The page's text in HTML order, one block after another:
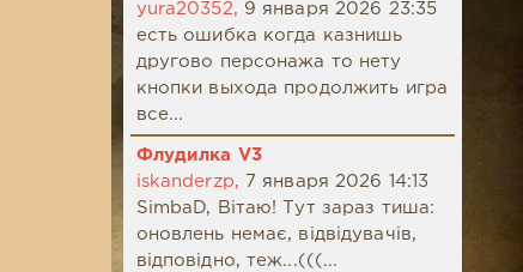
yura20352, 9 января 2026 23:35
есть ошибка когда казнишь
другово персонажа то нету
кнопки выхода продолжить игра
все...
Флудилка V3
iskanderzp,
7 января 2026 14:13
SimbaD, Вітаю! Тут зараз тиша:
оновлень немає, відвідувачів,
відповідно, теж...(((...